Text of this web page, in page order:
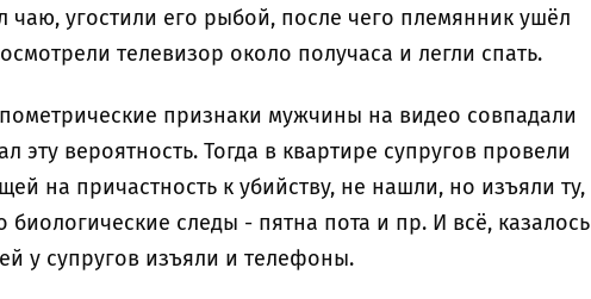
чаю, угостили его рыбой, после чего племянник ушёл
телевизор около получаса и легли спать.
признаки мужчины на видео совпадали
эту вероятность. Тогда в квартире супругов провели
на причастность к убийству, не нашли, но изъяли ту,
биологические следы - пятна пота и пр. И всё, казалось
у супругов изъяли и телефоны.